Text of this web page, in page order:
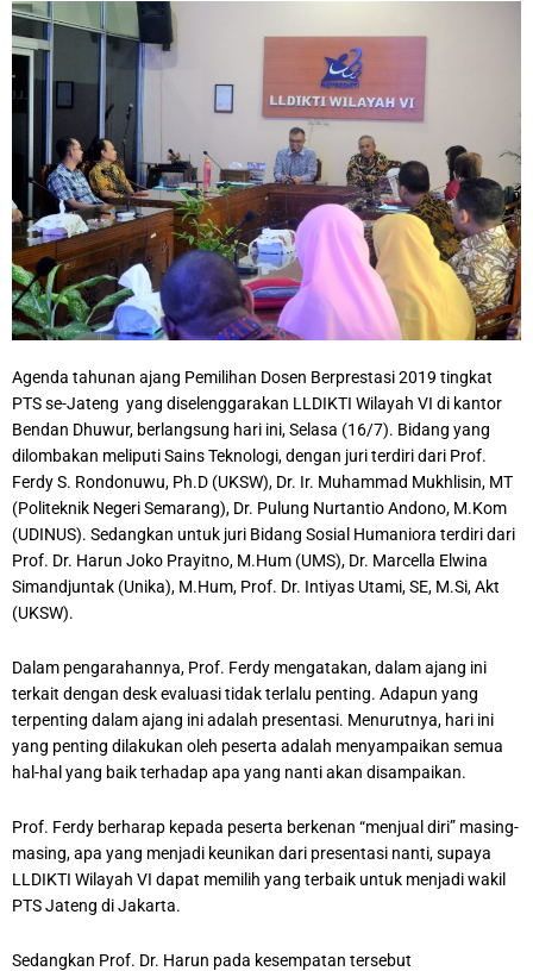
Agenda tahunan ajang Pemilihan Dosen Berprestasi 2019 tingkat
PTS se-Jateng yang diselenggarakan LLDIKTI Wilayah VI di kantor
Bendan Dhuwur, berlangsung hari ini, Selasa (16/7). Bidang yang
dilombakan meliputi Sains Teknologi, dengan juri terdiri dari Prof.
Ferdy S. Rondonuwu, Ph.D (UKSW), Dr. Ir. Muhammad Mukhlisin, MT
(Politeknik Negeri Semarang), Dr. Pulung Nurtantio Andono, M.Kom
(UDINUS). Sedangkan untuk juri Bidang Sosial Humaniora terdiri dari
Prof. Dr. Harun Joko Prayitno, M.Hum (UMS), Dr. Marcella Elwina
Simandjuntak (Unika), M.Hum, Prof. Dr. Intiyas Utami, SE, M.Si, Akt
(UKSW).
Dalam pengarahannya, Prof. Ferdy mengatakan, dalam ajang ini
terkait dengan desk evaluasi tidak terlalu penting. Adapun yang
terpenting dalam ajang ini adalah presentasi. Menurutnya, hari ini
yang penting dilakukan oleh peserta adalah menyampaikan semua
hal-hal yang baik terhadap apa yang nanti akan disampaikan.
Prof. Ferdy berharap kepada peserta berkenan “menjual diri” masing-
masing, apa yang menjadi keunikan dari presentasi nanti, supaya
LLDIKTI Wilayah VI dapat memilih yang terbaik untuk menjadi wakil
PTS Jateng di Jakarta.
Sedangkan Prof. Dr. Harun pada kesempatan tersebut